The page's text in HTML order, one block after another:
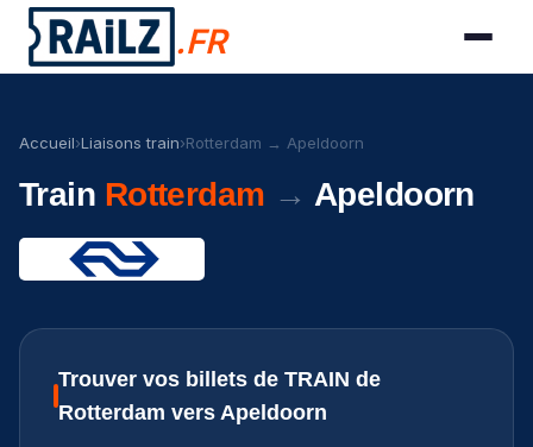
.FR
Accueil›Liaisons train›Rotterdam → Apeldoorn
Train Rotterdam → Apeldoorn
Trouver vos billets de TRAIN de
Rotterdam vers Apeldoorn